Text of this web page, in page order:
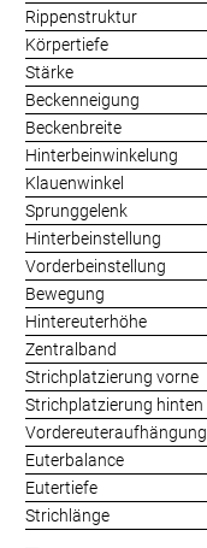
Rippenstruktur
Körpertiefe
Stärke
Beckenneigung
Beckenbreite
Hinterbeinwinkelung
Klauenwinkel
Sprunggelenk
Hinterbeinstellung
Vorderbeinstellung
Bewegung
Hintereuterhöhe
Zentralband
Strichplatzierung vorne
Strichplatzierung hinten
Vordereuteraufhängung
Euterbalance
Eutertiefe
Strichlänge